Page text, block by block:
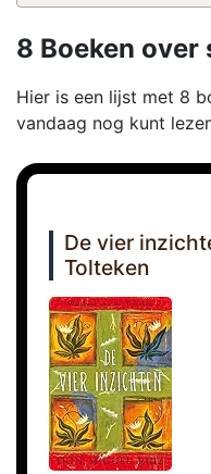
8 Boeken
Hier is een lijst met 8
vandaag nog kunt
De vier
Tolteken